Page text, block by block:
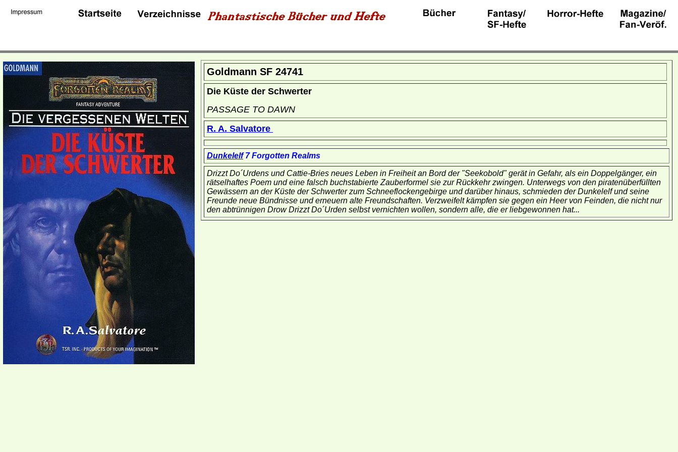
Goldmann SF 24741
Die Küste der Schwerter
PASSAGE TO DAWN
R. A. Salvatore
Dunkelelf7 Forgotten Realms
Drizzt Do´Urdens und Cattie-Bries neues Leben in Freiheit an Bord der "Seekobold" gerät in Gefahr, als ein Doppelgänger, ein
rätselhaftes Poem und eine falsch buchstabierte Zauberformel sie zur Rückkehr zwingen. Unterwegs von den piratenüberfüllten
Gewässern an der Küste der Schwerter zum Schneeflockengebirge und darüber hinaus, schmieden der Dunkelelf und seine
Freunde neue Bündnisse und erneuern alte Freundschaften. Verzweifelt kämpfen sie gegen ein Heer von Feinden, die nicht nur
den abtrünnigen Drow Drizzt Do´Urden selbst vernichten wollen, sondern alle, die er liebgewonnen hat...